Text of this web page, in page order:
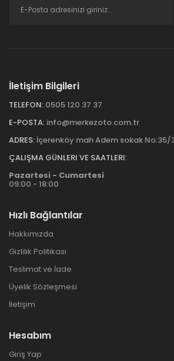
İletişim Bilgileri
TELEFON: 0505 120 37 37
E-POSTA: info@merkezoto.com.tr
ADRES: İçerenköy mah Adem sokak No:35/
ÇALIŞMA GÜNLERI VE SAATLERI:
Pazartesi - Cumartesi
09:00 - 18:00
Hızlı Bağlantılar
Hakkımızda
Gizlilik Politikası
Teslimat ve İade
Üyelik Sözleşmesi
İletişim
Hesabım
Giriş Yap